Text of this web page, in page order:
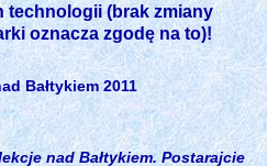
(brak zmiany
oznacza zgodę na to)!
Bałtykiem 2011
nad Bałtykiem. Postarajcie